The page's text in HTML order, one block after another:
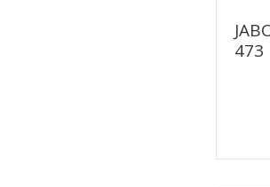
473